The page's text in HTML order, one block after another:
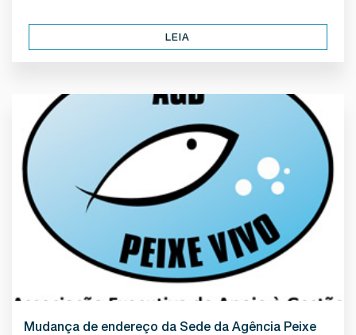
LEIA
Mudança de endereço da Sede da Agência Peixe